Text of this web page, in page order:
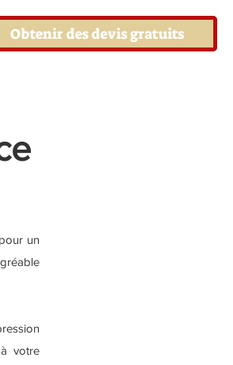
Obtenir des devis gratuits
un
votre